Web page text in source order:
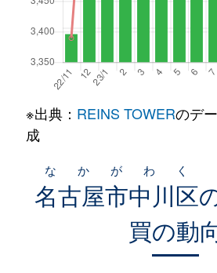
※出典： REINS TOWERのデ
成
名古屋市中川区
なかがわく
買の動